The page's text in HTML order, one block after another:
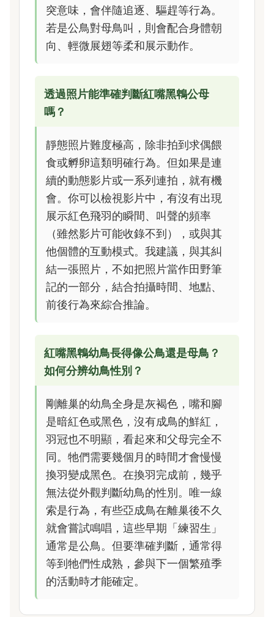
突意味，會伴隨追逐、驅趕等行為。
若是公鳥對母鳥叫，則會配合身體朝
向、輕微展翅等柔和展示動作。
透過照片能準確判斷紅嘴黑鵯公母
嗎？
靜態照片難度極高，除非拍到求偶餵
食或孵卵這類明確行為。但如果是連
續的動態影片或一系列連拍，就有機
會。你可以檢視影片中，有沒有出現
展示紅色飛羽的瞬間、叫聲的頻率
（雖然影片可能收錄不到），或與其
他個體的互動模式。我建議，與其糾
結一張照片，不如把照片當作田野筆
記的一部分，結合拍攝時間、地點、
前後行為來綜合推論。
紅嘴黑鵯幼鳥長得像公鳥還是母鳥？
如何分辨幼鳥性別？
剛離巢的幼鳥全身是灰褐色，嘴和腳
是暗紅色或黑色，沒有成鳥的鮮紅，
羽冠也不明顯，看起來和父母完全不
同。牠們需要幾個月的時間才會慢慢
換羽變成黑色。在換羽完成前，幾乎
無法從外觀判斷幼鳥的性別。唯一線
索是行為，有些亞成鳥在離巢後不久
就會嘗試鳴唱，這些早期「練習生」
通常是公鳥。但要準確判斷，通常得
等到牠們性成熟，參與下一個繁殖季
的活動時才能確定。